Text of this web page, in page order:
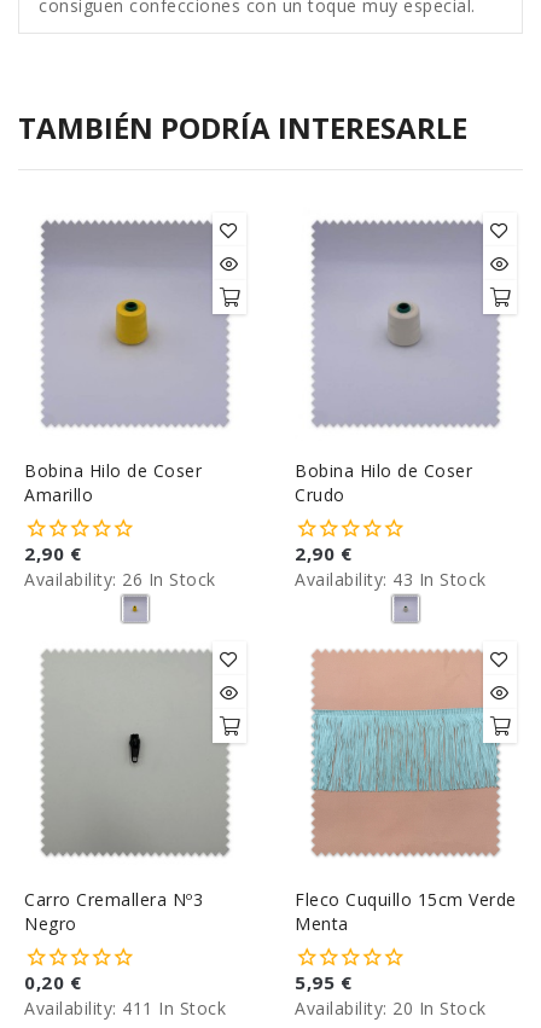
consiguen confecciones con un toque muy especial.
TAMBIÉN PODRÍA INTERESARLE
Bobina Hilo de Coser
Amarillo
2,90 €
Availability: 26 In Stock
Bobina Hilo de Coser
Crudo
2,90 €
Availability: 43 In Stock
Carro Cremallera Nº3
Negro
0,20 €
Availability: 411 In Stock
Fleco Cuquillo 15cm Verde
Menta
5,95 €
Availability: 20 In Stock